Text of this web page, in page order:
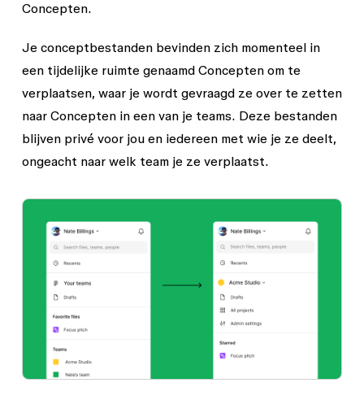
Concepten.
Je conceptbestanden bevinden zich momenteel in
een tijdelijke ruimte genaamd Concepten om te
verplaatsen, waar je wordt gevraagd ze over te zetten
naar Conceptenin een van je teams. Deze bestanden
blijven privé voor jou en iedereen met wie je ze deelt,
ongeacht naar welk team je ze verplaatst.